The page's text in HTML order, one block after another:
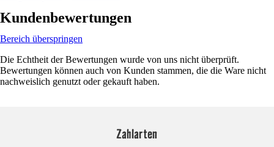
Kundenbewertungen
Bereich überspringen
Die Echtheit der Bewertungen wurde von uns nicht überprüft.
Bewertungen können auch von Kunden stammen, die die Ware nicht
nachweislich genutzt oder gekauft haben.
Zahlarten